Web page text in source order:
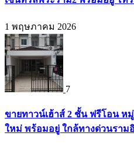
1 พฤษภาคม 2026
7
ขายทาวน์เฮ้าส์ 2 ชั้น ฟรีโอน ห
ใหม่ พร้อมอยู่ ใกล้ทางด่วนรามอิ